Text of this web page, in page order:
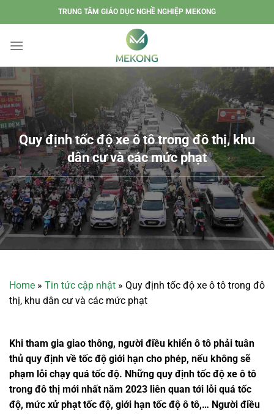
đến
dung
TRUNG TÂM GIÁO DỤC NGHỀ NGHIỆP MEKONG
Quy định tốc độ xe ô tô trong đô thị, khu
dân cư và các mức phạt
Home » Tin tức cập nhật » Quy định tốc độ xe ô tô trong đô
thị, khu dân cư và các mức phạt
Khi tham gia giao thông, người điều khiển ô tô phải tuân
thủ quy định về tốc độ giới hạn cho phép, nếu không sẽ
phạm lỗi chạy quá tốc độ. Những quy định tốc độ xe ô tô
trong đô thị mới nhất năm 2023 liên quan tới lỗi quá tốc
độ, mức xử phạt tốc độ, giới hạn tốc độ ô tô,… Người điều